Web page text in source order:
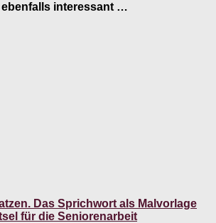
interessant …
Das Sprichwort als Malvorlage
für die Seniorenarbeit